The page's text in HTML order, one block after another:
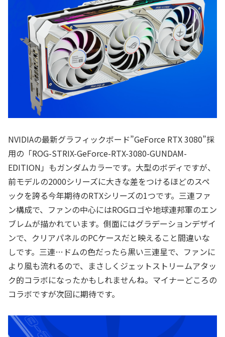
NVIDIAの最新グラフィックボード”GeForce RTX 3080”採
用の「ROG-STRIX-GeForce-RTX-3080-GUNDAM-
EDITION」もガンダムカラーです。大型のボディですが、
前モデルの2000シリーズに大きな差をつけるほどのスペ
ックを誇る今年期待のRTXシリーズの1つです。三連ファ
ン構成で、ファンの中心にはROGロゴや地球連邦軍のエン
ブレムが描かれています。側面にはグラデーションデザイ
ンで、クリアパネルのPCケースだと映えること間違いな
しです。三連…ドムの色だったら黒い三連星で、ファンに
より風も流れるので、まさしくジェットストリームアタッ
ク的コラボになったかもしれませんね。マイナーどころの
コラボですが次回に期待です。